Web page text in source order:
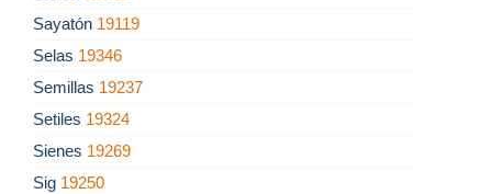
Sayatón 19119
Selas 19346
Semillas 19237
Setiles 19324
Sienes 19269
Sig 19250